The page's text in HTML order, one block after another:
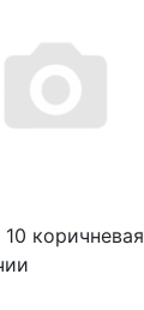
коричневая